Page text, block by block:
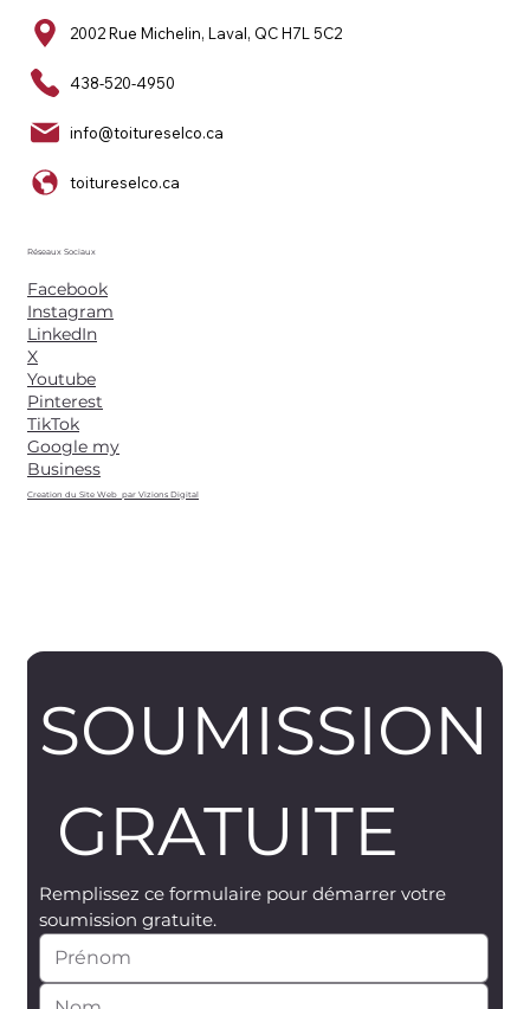
2002 Rue Michelin, Laval, QC H7L 5C2
438-520-4950
info@toitureselco.ca
toitureselco.ca
Réseaux Sociaux
Facebook
Instagram
LinkedIn
X
Youtube
Pinterest
TikTok
Google my
Business
Creation du Site Web par Vizions Digital
SOUMISSION
GRATUITE
Remplissez ce formulaire pour démarrer votre
soumission gratuite.